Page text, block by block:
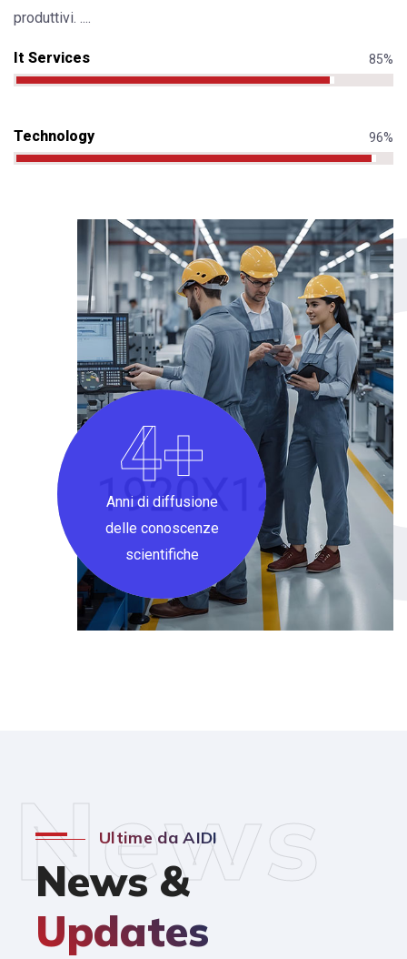
produttivi. ....
It Services 85%
Technology 96%
6
Anni di diffusione
delle conoscenze
scientifiche
Ultime da AIDI
News &
Updates
News